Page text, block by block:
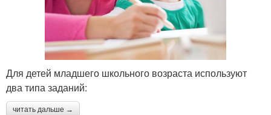
Для детей младшего школьного возраста используют
два типа заданий:
читать дальше →